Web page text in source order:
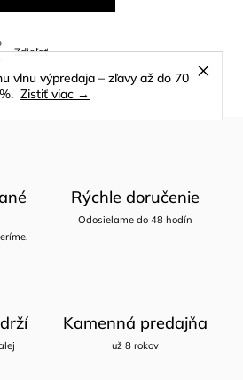
vlnu výpredaja – zľavy až do 70
%. Zistiť viac →
Zdieľať
Rýchle doručenie
Odosielame do 48 hodín
Kamenná predajňa
už 8 rokov